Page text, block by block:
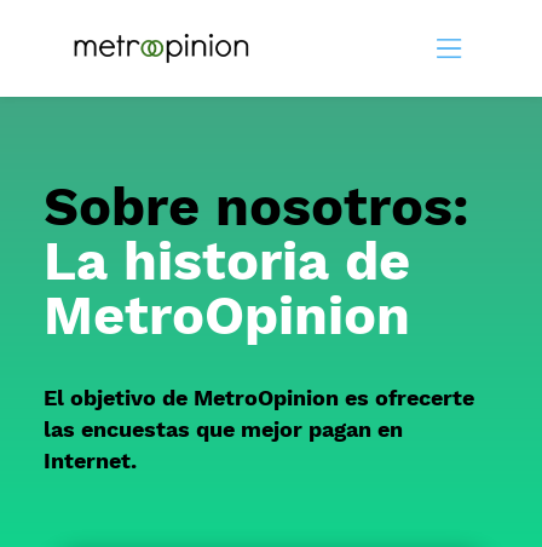
Sobre nosotros:
La historia de
MetroOpinion
El objetivo de MetroOpinion es ofrecerte
las encuestas que mejor pagan en
Internet.